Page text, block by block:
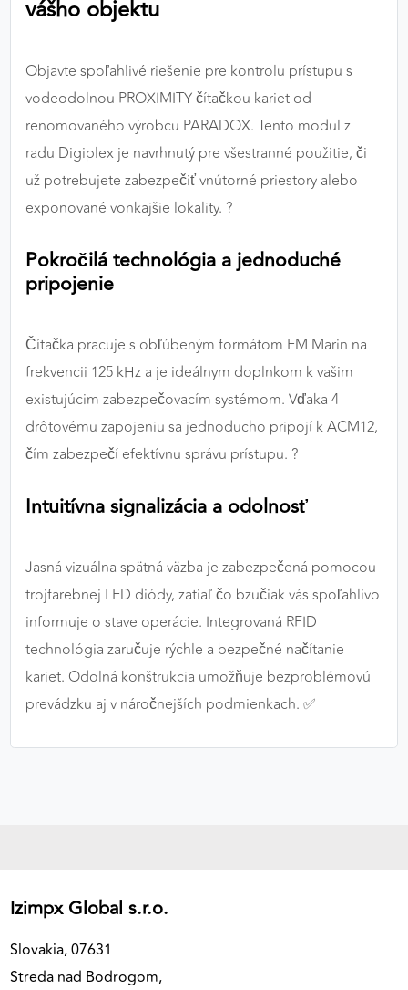
vášho objektu
Objavte spoľahlivé riešenie pre kontrolu prístupu s
vodeodolnou PROXIMITY čítačkou kariet od
renomovaného výrobcu PARADOX. Tento modul z
radu Digiplex je navrhnutý pre všestranné použitie, či
už potrebujete zabezpečiť vnútorné priestory alebo
exponované vonkajšie lokality. ?
Pokročilá technológia a jednoduché
pripojenie
Čítačka pracuje s obľúbeným formátom EM Marin na
frekvencii 125 kHz a je ideálnym doplnkom k vašim
existujúcim zabezpečovacím systémom. Vďaka 4-
drôtovému zapojeniu sa jednoducho pripojí k ACM12,
čím zabezpečí efektívnu správu prístupu. ?
Intuitívna signalizácia a odolnosť
Jasná vizuálna spätná väzba je zabezpečená pomocou
trojfarebnej LED diódy, zatiaľ čo bzučiak vás spoľahlivo
informuje o stave operácie. Integrovaná RFID
technológia zaručuje rýchle a bezpečné načítanie
kariet. Odolná konštrukcia umožňuje bezproblémovú
prevádzku aj v náročnejších podmienkach. ✅
Izimpx Global s.r.o.
Slovakia, 07631
Streda nad Bodrogom,
výkon a funkčnosť našich stránok.
Poskytovateľ: Google
MARKETINGOVÉ COOKIES
správania používateľov naprieč webovými
zobrazovať cielenú a relevantnú reklamu, a to na
našom webe aj v reklamných sieťach tretích strán.
Poskytovateľ: Google